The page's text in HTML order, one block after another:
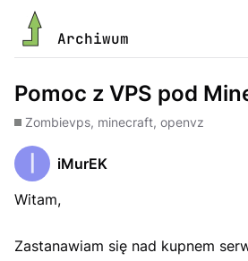
Archiwum
Pomoc z VPS pod
Zombievps, minecraft, openvz
iMurEK
Witam,
Zastanawiam się nad kupnem